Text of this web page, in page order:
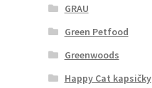
GRAU
Green Petfood
Greenwoods
Happy Cat kapsičky